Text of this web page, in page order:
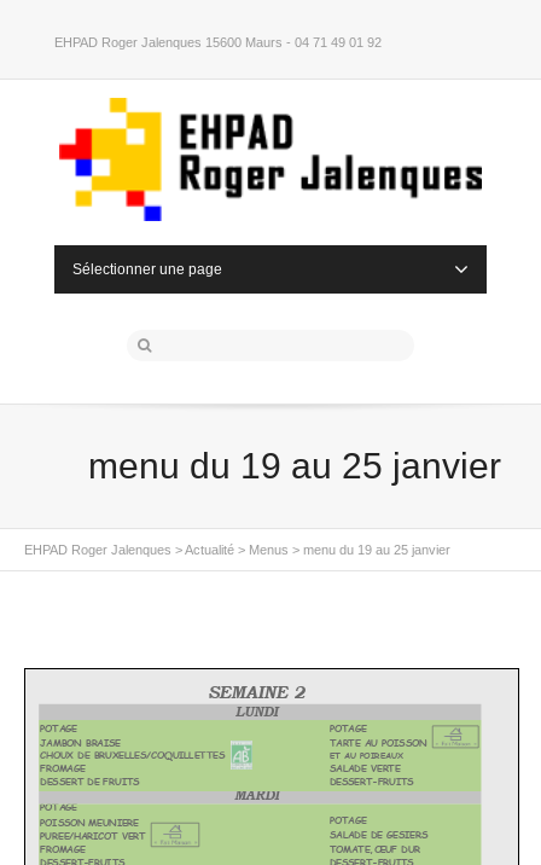
EHPAD Roger Jalenques 15600 Maurs - 04 71 49 01 92
Sélectionner une page
menu du 19 au 25 janvier
EHPAD Roger Jalenques >Actualité > Menus > menu du 19 au 25 janvier